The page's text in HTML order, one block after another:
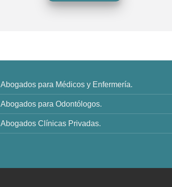
Abogados para Médicos y Enfermería.
Abogados para Odontólogos.
Abogados Clínicas Privadas.